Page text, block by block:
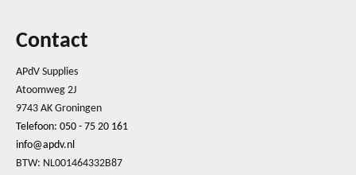
Contact
APdV Supplies
Atoomweg 2J
9743 AK Groningen
Telefoon: 050 - 75 20 161
info@apdv.nl
BTW: NL001464332B87